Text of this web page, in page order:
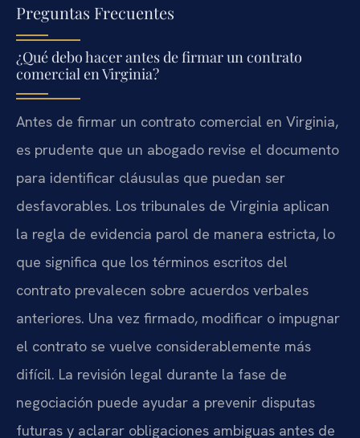
Preguntas Frecuentes
¿Qué debo hacer antes de firmar un contrato
comercial en Virginia?
Antes de firmar un contrato comercial en Virginia,
es prudente que un abogado revise el documento
para identificar cláusulas que puedan ser
desfavorables. Los tribunales de Virginia aplican
la regla de evidencia parol de manera estricta, lo
que significa que los términos escritos del
contrato prevalecen sobre acuerdos verbales
anteriores. Una vez firmado, modificar o impugnar
el contrato se vuelve considerablemente más
difícil. La revisión legal durante la fase de
negociación puede ayudar a prevenir disputas
futuras y aclarar obligaciones ambiguas antes de